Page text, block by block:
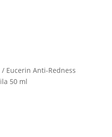
/ Eucerin Anti-Redness
50 ml